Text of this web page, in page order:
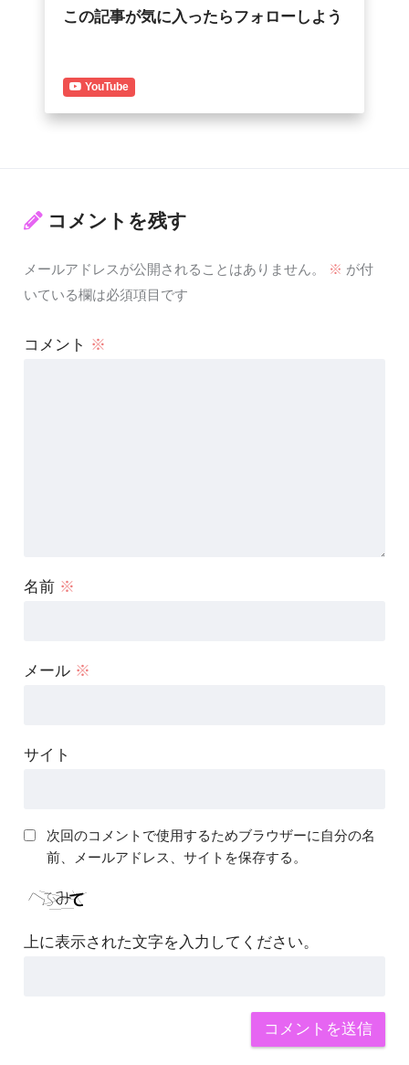
この記事が気に入ったらフォローしよう
YouTube
コメントを残す
メールアドレスが公開されることはありません。 ※ が付
いている欄は必須項目です
コメント ※
名前 ※
メール ※
サイト
次回のコメントで使用するためブラウザーに自分の名
前、メールアドレス、サイトを保存する。
上に表示された文字を入力してください。